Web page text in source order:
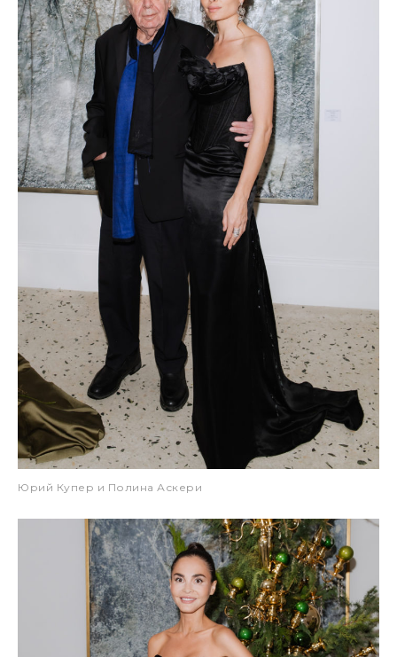
Юрий Купер и Полина Аскери